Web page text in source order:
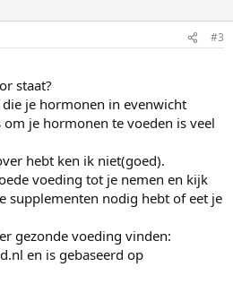
#3
staat?
je hormonen in evenwicht
je hormonen te voeden is veel
hebt ken ik niet(goed).
voeding tot je nemen en kijk
supplementen nodig hebt of eet je
gezonde voeding vinden:
en is gebaseerd op